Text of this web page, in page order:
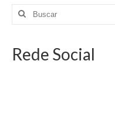
Rede Social